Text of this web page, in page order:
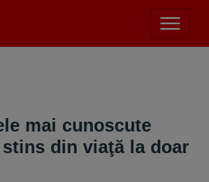
meniu
mai cunoscute
din viaţă la doar